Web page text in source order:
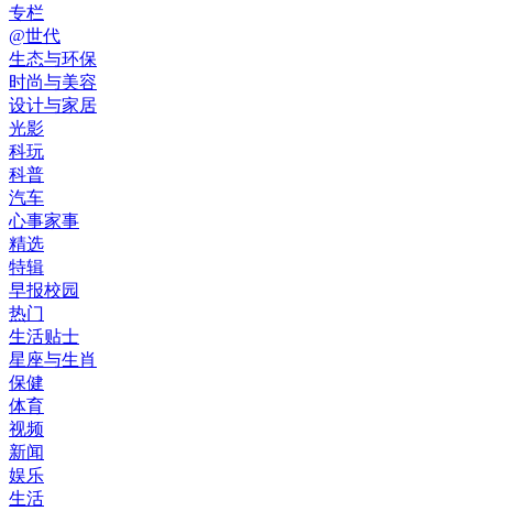
专栏
@世代
生态与环保
时尚与美容
设计与家居
光影
科玩
科普
汽车
心事家事
精选
特辑
早报校园
热门
生活贴士
星座与生肖
保健
体育
视频
新闻
娱乐
生活